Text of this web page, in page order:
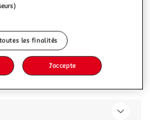
Ajouter au panier
Ajouter à une liste
les finalités
J'accepte